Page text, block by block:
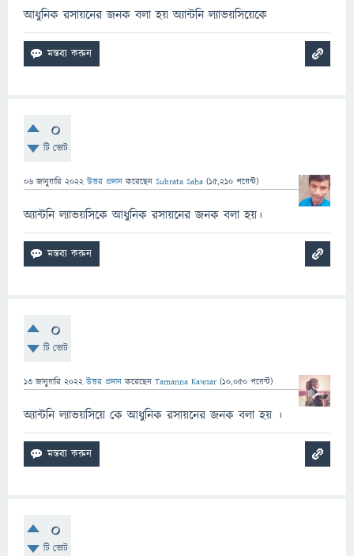
আধুনিক রসায়নের জনক বলা হয় অ্যান্টনি ল্যাভয়সিয়েকে
0
টি ভোট
06 জানুয়ারি 2022 উত্তর প্রদান করেছেন Subrata Saha (15,210 পয়েন্ট)
অ্যান্টনি ল্যাভয়সিকে আধুনিক রসায়নের জনক বলা হয়।
0
টি ভোট
13 জানুয়ারি 2022 উত্তর প্রদান করেছেন Tamanna Kawsar (10,050 পয়েন্ট)
অ্যান্টনি ল্যাভয়সিয়ে কে আধুনিক রসায়নের জনক বলা হয় ।
0
টি ভোট